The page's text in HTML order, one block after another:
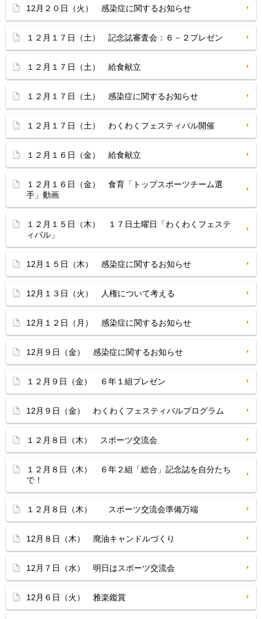
12月２０日（火） 感染症に関するお知らせ
１２月１７日（土） 記念誌審査会：６－２プレゼン
１２月１７日（土） 給食献立
１２月１７日（土） 感染症に関するお知らせ
１２月１７日（土） わくわくフェスティバル開催
１２月１６日（金） 給食献立
１２月１６日（金） 食育「トップスポーツチーム選
手」動画
１２月１５日（木） １７日土曜日「わくわくフェステ
ィバル」
12月１５日（木） 感染症に関するお知らせ
12月１３日（火） 人権について考える
12月１２日（月） 感染症に関するお知らせ
12月９日（金） 感染症に関するお知らせ
１２月９日（金） ６年１組プレゼン
12月９日（金） わくわくフェスティバルプログラム
１２月８日（木） スポーツ交流会
１２月８日（木） ６年２組「総合」記念誌を自分たち
で！
１２月８日（木） スポーツ交流会準備万端
12月８日（木） 廃油キャンドルづくり
12月７日（水） 明日はスポーツ交流会
12月６日（火） 雅楽鑑賞